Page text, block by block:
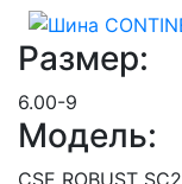
Размер:
6.00-9
Модель:
CSE ROBUST